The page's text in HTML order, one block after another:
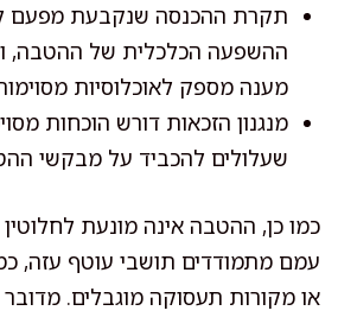
תקרת ההכנסה שנקבעת מפעם
ההשפעה הכלכלית של ההטבה,
מענה מספק לאוכלוסיות
מנגנון הזכאות דורש הוכחות
שעלולים להכביד על מבקשי
כמו כן, ההטבה אינה מונעת לחלוטין
עמם מתמודדים תושבי עוטף עזה,
או מקורות תעסוקה מוגבלים.